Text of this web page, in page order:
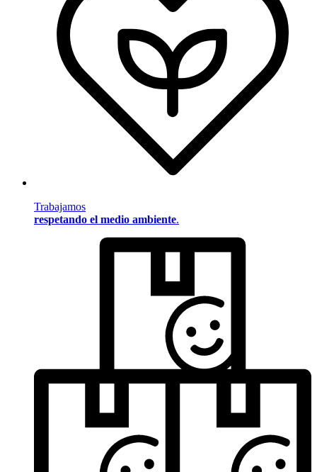
Trabajamos
respetando el medio ambiente.